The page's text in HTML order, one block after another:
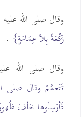
وقال صلى الله
رَكْعَةً بِلاَ عِمَامَةٍ} .
وقال صلى الله
تَتَعمَّمُ وقال صلى
فَأرْسِلُوها خَلْفَ